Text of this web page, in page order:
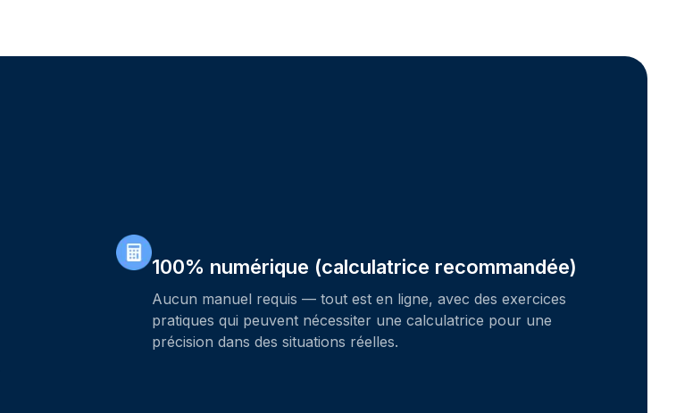
100% numérique (calculatrice recommandée)
Aucun manuel requis — tout est en ligne, avec des exercices
pratiques qui peuvent nécessiter une calculatrice pour une
précision dans des situations réelles.